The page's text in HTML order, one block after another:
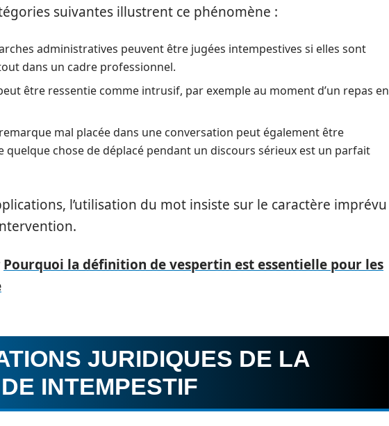
suivantes illustrent ce phénomène :
administratives peuvent être jugées intempestives si elles sont
dans un cadre professionnel.
être ressentie comme intrusif, par exemple au moment d’un repas en
mal placée dans une conversation peut également être
quelque chose de déplacé pendant un discours sérieux est un parfait
l’utilisation du mot insiste sur le caractère imprévu
Pourquoi la définition de vespertin est essentielle pour les
JURIDIQUES DE LA
INTEMPESTIF